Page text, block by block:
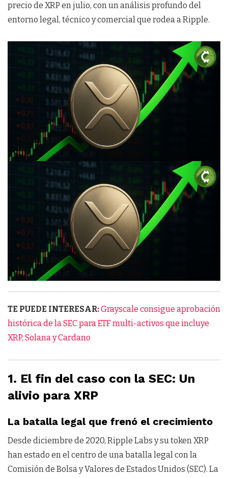
precio de XRP en julio, con un análisis profundo del
entorno legal, técnico y comercial que rodea a Ripple.
TE PUEDE INTERESAR:Grayscale consigue aprobación
histórica de la SEC para ETF multi-activos que incluye
XRP, Solana y Cardano
1. El fin del caso con la SEC: Un
alivio para XRP
La batalla legal que frenó el crecimiento
Desde diciembre de 2020, Ripple Labs y su token XRP
han estado en el centro de una batalla legal con la
Comisión de Bolsa y Valores de Estados Unidos (SEC). La